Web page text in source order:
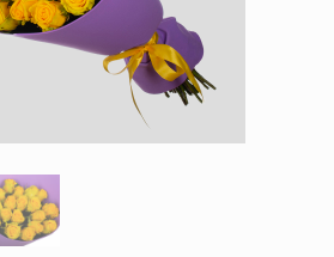
ГОРШКИ И КАШПО
И УДОБРЕНИЯ
ВАЗЫ
МЯГКИЕ ИГРУШКИ